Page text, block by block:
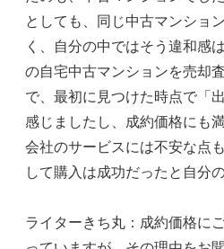
としても、同じ中古マンショ
く、自分の中ではそう違和感
の自宅中古マンションを売却
で、最初に見つけた時点で「
感じましたし、成約価格にも
会社のサービスには不安な点
して購入は成功だったと自分
ライターきち丸：成約価格に